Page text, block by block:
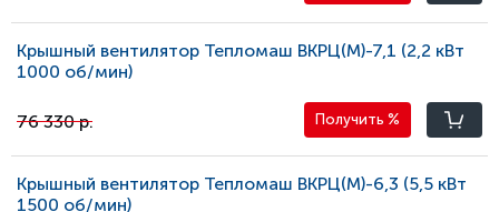
Крышный вентилятор Тепломаш ВКРЦ(М)-7,1 (2,2 кВт
1000 oб/мин)
76 330 р. Получить %
Крышный вентилятор Тепломаш ВКРЦ(М)-6,3 (5,5 кВт
1500 oб/мин)